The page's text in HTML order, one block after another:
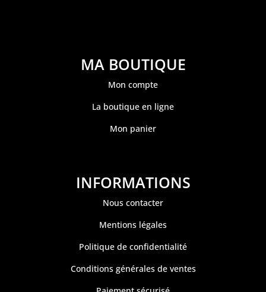
MA BOUTIQUE
Mon compte
La boutique en ligne
Mon panier
INFORMATIONS
Nous contacter
Mentions légales
Politique de confidentialité
Conditions générales de ventes